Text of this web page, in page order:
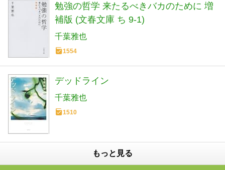
勉強の哲学 来たるべきバカのために 増
補版 (文春文庫 ち 9-1)
千葉雅也
1554
デッドライン
千葉雅也
1510
もっと見る